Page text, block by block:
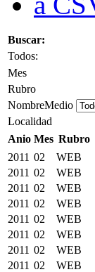
Buscar:
Todos:
Mes
Rubro
NombreMedio
Localidad
Anio Mes Rubro
2011 02 WEB
2011 02 WEB
2011 02 WEB
2011 02 WEB
2011 02 WEB
2011 02 WEB
2011 02 WEB
2011 02 WEB